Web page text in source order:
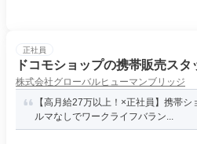
正社員
ドコモショップの携帯販売ス
株式会社グローバルヒューマンブリッジ
【高月給27万以上！×正社員】携帯
ルマなしでワークライフバラン...